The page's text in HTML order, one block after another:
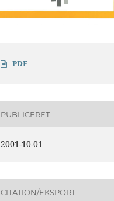
PDF
PUBLICERET
2001-10-01
CITATION/EKSPORT